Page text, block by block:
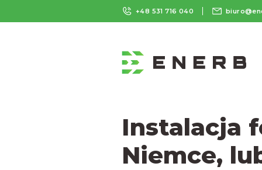
+48 531 716 040
Instalacja
Niemce,